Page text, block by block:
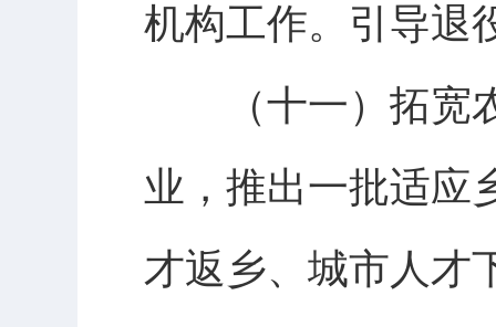
机构工作。引导退
（十一）拓宽农
业，推出一批适应
才返乡、城市人才